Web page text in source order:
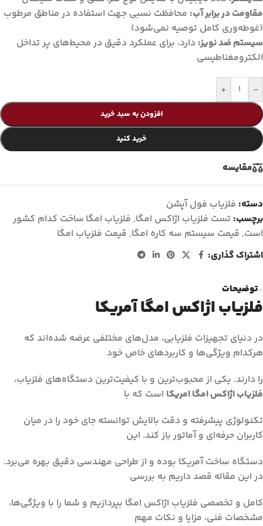
مقاومت در برابر آب: محافظت نسبی جهت استفاده در مناطق مرطوب
(غوطه‌وری کامل توصیه نمی‌شود)
سیستم ضد نویز: دارد، برای عملکرد دقیق در محیط‌های پر تداخل
الکترومغناطیسی
-
+
افزودن به سبد خرید
خرید کنید
مقايسه
دسته: فلزیاب فول آپشن
برچسب: تست فلزیاب اژاکس امگا, فلزیاب امگا ساخت کدام کشور
است, قیمت سیستم سه کاره امگا, قیمت فلزیاب امگا
اشتراک گذاری:
توضیحات
فلزیاب اژاکس امگا آمریکا
در دنیای تجهیزات فلزیابی، مدل‌های مختلفی عرضه شده‌اند که
هرکدام ویژگی‌ها و کاربردهای خاص خود
را دارند. یکی از محبوب‌ترین و با کیفیت‌ترین دستگاه‌های فلزیاب،
فلزیاب اژاکس امگا امریکا است که با
تکنولوژی پیشرفته و دقت بالایش توانسته جای خود را در میان
کاربران حرفه‌ای و آماتور باز کند. این
دستگاه ساخت آمریکا بوده و از طراحی مهندسی دقیق بهره می‌برد.
در این مقاله قصد داریم به بررسی
کامل و تخصصی فلزیاب اژاکس امگا بپردازیم و شما را با ویژگی‌ها،
مشخصات فنی، مزایا و نکات مهم